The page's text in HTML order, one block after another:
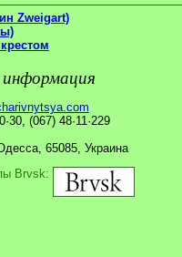
Zweigart)
(067) 48·11·229
65085, Украина
Brvsk: